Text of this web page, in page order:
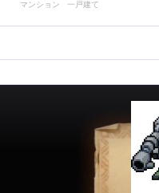
マンション 一戸建て